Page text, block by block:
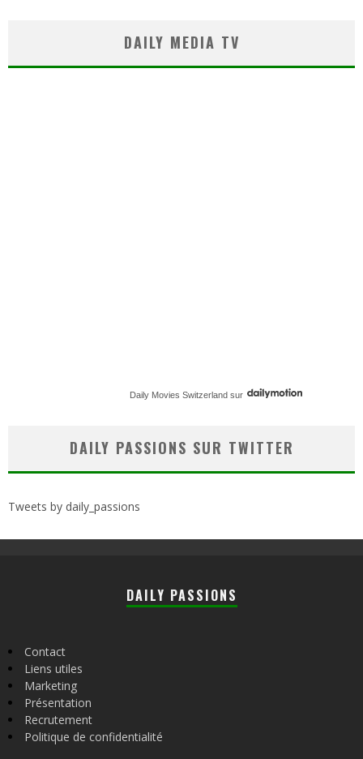
DAILY MEDIA TV
Daily Movies Switzerland sur
DAILY PASSIONS SUR TWITTER
Tweets by daily_passions
DAILY PASSIONS
Contact
Liens utiles
Marketing
Présentation
Recrutement
Politique de confidentialité